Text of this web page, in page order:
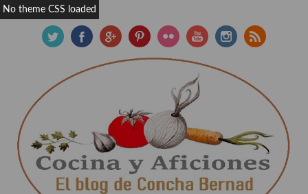
No theme CSS loaded